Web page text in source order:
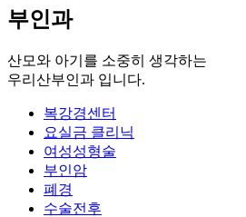
부인과
산모와 아기를 소중히 생각하는
우리산부인과 입니다.
복강경센터
요실금 클리닉
여성성형술
부인암
폐경
수술전후